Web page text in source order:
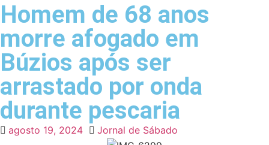
Homem de 68 anos
morre afogado em
Búzios após ser
arrastado por onda
durante pescaria
agosto 19, 2024 Jornal de Sábado